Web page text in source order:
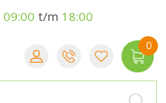
09:00 t/m 18:00